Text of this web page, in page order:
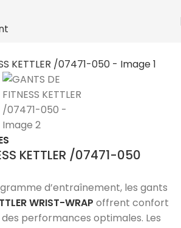
KETTLER /07471-050
d’entraînement, les gants
WRIST-WRAP offrent confort
performances optimales. Les